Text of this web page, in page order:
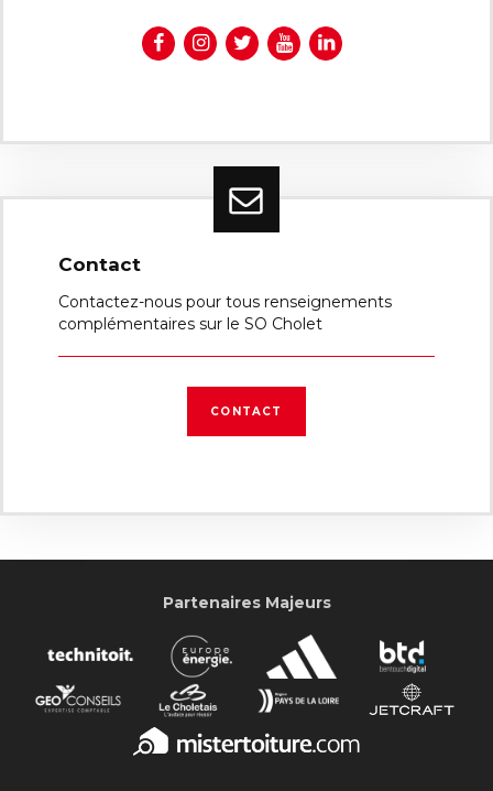
Contact
Contactez-nous pour tous renseignements
complémentaires sur le SO Cholet
CONTACT
Partenaires Majeurs